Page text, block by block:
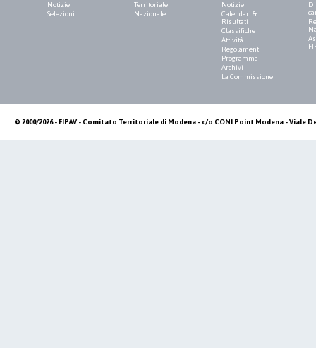
Notizie
Selezioni
Territoriale
Nazionale
Notizie
Calendari &
Risultati
Classifiche
Attività
Regolamenti
Programma
Archivi
La Commissione
© 2000/2026 - FIPAV - Comitato Territoriale di Modena - c/o CONI Point Modena - Viale